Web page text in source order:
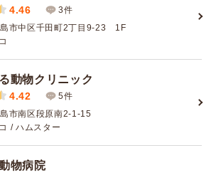
4.46
3件
島市中区千田町2丁目9-23 1F
動物クリニック
4.42
5件
市南区段原南2-1-15
/ ハムスター
物病院